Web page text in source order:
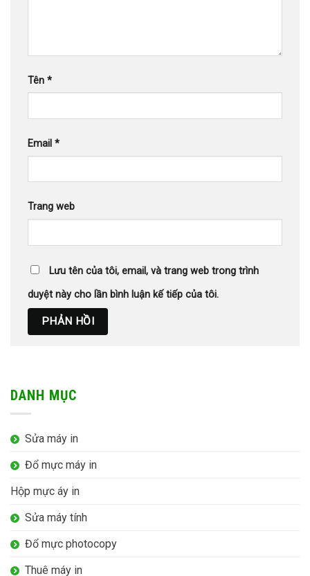
DANH MỤC
Sửa máy in
Đổ mực máy in
Hộp mực áy in
Sửa máy tính
Đổ mực photocopy
Thuê máy in
Tên *
Email *
Trang web
Lưu tên của tôi, email, và trang web trong trình
duyệt này cho lần bình luận kế tiếp của tôi.